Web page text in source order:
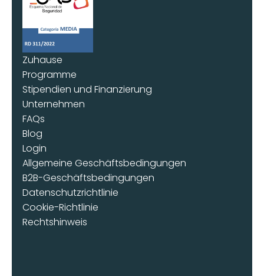
Zuhause
Programme
Stipendien und Finanzierung
Unternehmen
FAQs
Blog
Login
Allgemeine Geschäftsbedingungen
B2B-Geschäftsbedingungen
Datenschutzrichtlinie
Cookie-Richtlinie
Rechtshinweis